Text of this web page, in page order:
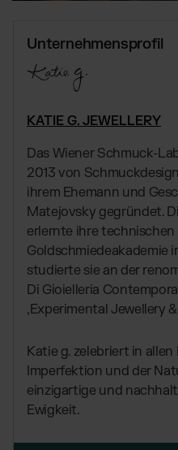
BRANCHENLÖSUNGEN:
Supplements
Parfums & Düfte
UNSERE
Shopify Fulfillment
Amazon
TikTok Fulfillment
WooCommerce
Kaufland
Globales
Wähle deine
Blog
Downloads
Presse
PR, News &
Alle Antworten
Kontakt
Unternehmensprofil
KATIE G. JEWELLERY
Das Wiener Schmuck-
2013 von
ihrem Ehemann und
Matejovsky gegründet.
erlernte ihre
Goldschmiedeakademie
studierte sie an der
Di Gioielleria
‚Experimental Jewellery &
Katie g. zelebriert in
Imperfektion und der
einzigartige und
Ewigkeit.